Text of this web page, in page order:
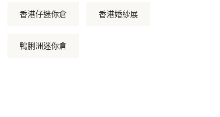
香港仔迷你倉 香港婚紗展
鴨脷洲迷你倉